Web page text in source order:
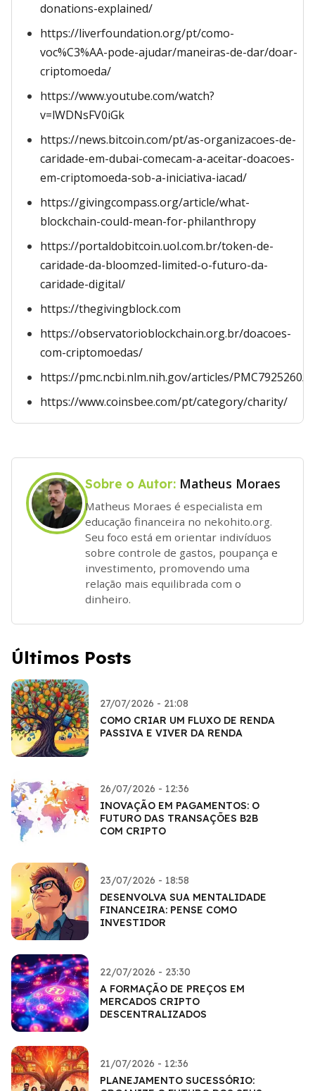
donations-explained/
https://liverfoundation.org/pt/como-
voc%C3%AA-pode-ajudar/maneiras-de-dar/doar-
criptomoeda/
https://www.youtube.com/watch?
v=lWDNsFV0iGk
https://news.bitcoin.com/pt/as-organizacoes-de-
caridade-em-dubai-comecam-a-aceitar-doacoes-
em-criptomoeda-sob-a-iniciativa-iacad/
https://givingcompass.org/article/what-
blockchain-could-mean-for-philanthropy
https://portaldobitcoin.uol.com.br/token-de-
caridade-da-bloomzed-limited-o-futuro-da-
caridade-digital/
https://thegivingblock.com
https://observatorioblockchain.org.br/doacoes-
com-criptomoedas/
https://pmc.ncbi.nlm.nih.gov/articles/PMC7925260/
https://www.coinsbee.com/pt/category/charity/
Sobre o Autor: Matheus Moraes
Matheus Moraes é especialista em
educação financeira no nekohito.org.
Seu foco está em orientar indivíduos
sobre controle de gastos, poupança e
investimento, promovendo uma
relação mais equilibrada com o
dinheiro.
Últimos Posts
27/07/2026 - 21:08
COMO CRIAR UM FLUXO DE RENDA
PASSIVA E VIVER DA RENDA
26/07/2026 - 12:36
INOVAÇÃO EM PAGAMENTOS: O
FUTURO DAS TRANSAÇÕES B2B
COM CRIPTO
23/07/2026 - 18:58
DESENVOLVA SUA MENTALIDADE
FINANCEIRA: PENSE COMO
INVESTIDOR
22/07/2026 - 23:30
A FORMAÇÃO DE PREÇOS EM
MERCADOS CRIPTO
DESCENTRALIZADOS
21/07/2026 - 12:36
PLANEJAMENTO SUCESSÓRIO: